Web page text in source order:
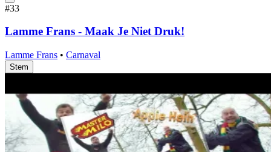
#33
Lamme Frans - Maak Je Niet Druk!
Lamme Frans • Carnaval
Stem